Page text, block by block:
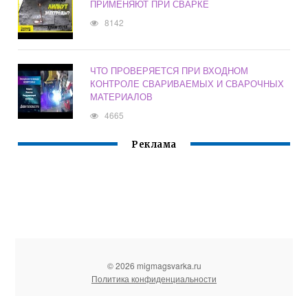
ПРИМЕНЯЮТ ПРИ СВАРКЕ
8142
ЧТО ПРОВЕРЯЕТСЯ ПРИ ВХОДНОМ
КОНТРОЛЕ СВАРИВАЕМЫХ И СВАРОЧНЫХ
МАТЕРИАЛОВ
4665
Реклама
© 2026 migmagsvarka.ru
Политика конфиденциальности